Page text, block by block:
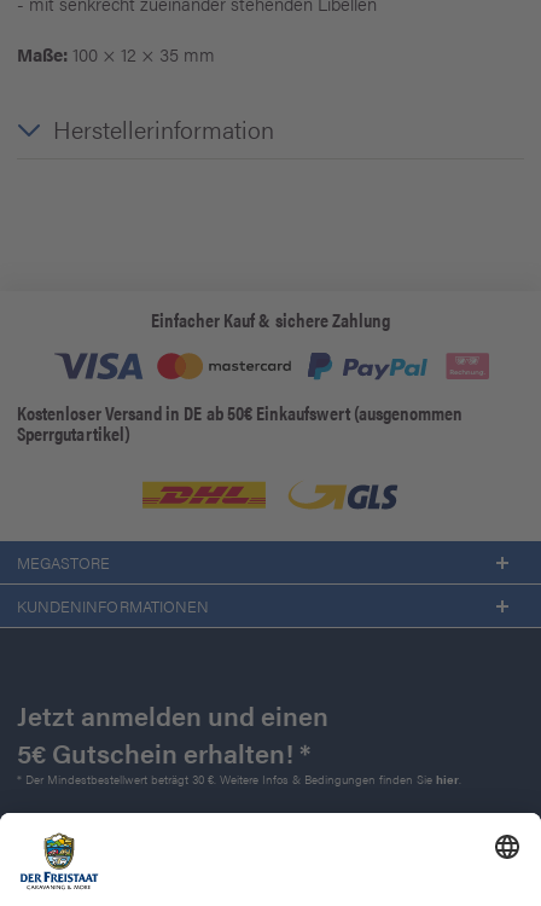
Maße: 100 × 12 × 35 mm
Herstellerinformation
Einfacher Kauf & sichere Zahlung
Kostenloser Versand in DE ab 50€ Einkaufswert (ausgenommen
Sperrgutartikel)
MEGASTORE
KUNDENINFORMATIONEN
Jetzt anmelden und einen
5€ Gutschein erhalten! *
* Der Mindestbestellwert beträgt 30 €. Weitere Infos & Bedingungen finden Sie hier.